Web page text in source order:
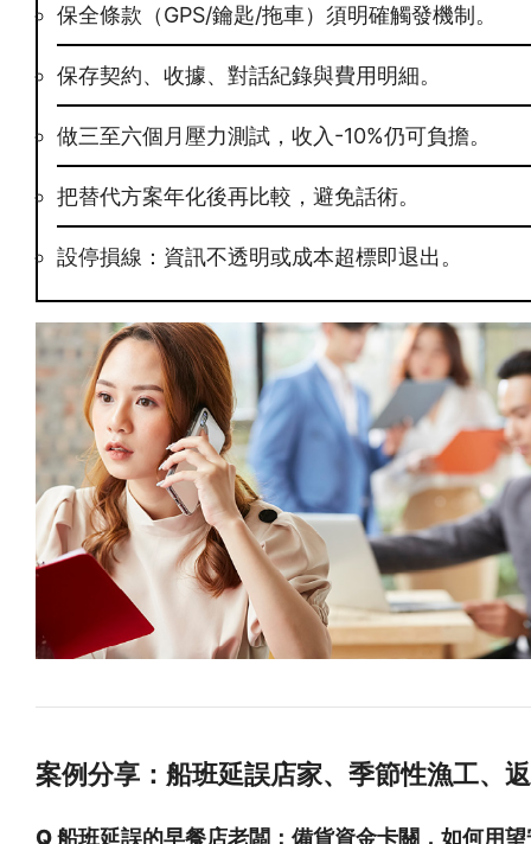
保全條款（GPS/鑰匙/拖車）須明確觸發機制。
保存契約、收據、對話紀錄與費用明細。
做三至六個月壓力測試，收入-10%仍可負擔。
把替代方案年化後再比較，避免話術。
設停損線：資訊不透明或成本超標即退出。
案例分享：船班延誤店家、季節性漁工、
Q 船班延誤的早餐店老闆：備貨資金卡關，如何用